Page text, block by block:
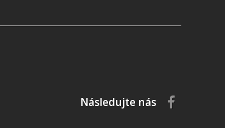
Následujte nás